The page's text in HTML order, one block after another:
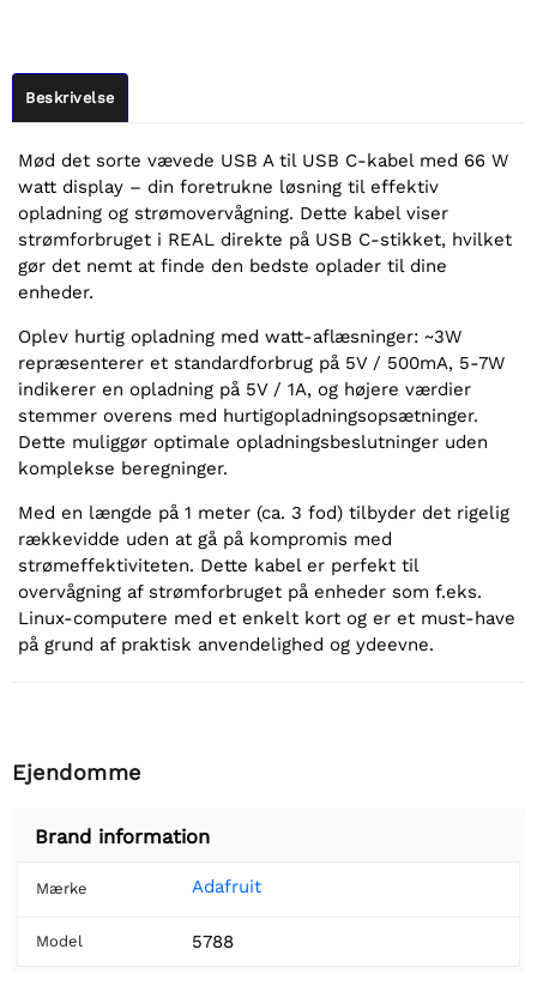
Beskrivelse
Mød det sorte vævede USB A til USB C-kabel med 66 W
watt display – din foretrukne løsning til effektiv
opladning og strømovervågning. Dette kabel viser
strømforbruget i REAL direkte på USB C-stikket, hvilket
gør det nemt at finde den bedste oplader til dine
enheder.
Oplev hurtig opladning med watt-aflæsninger: ~3W
repræsenterer et standardforbrug på 5V / 500mA, 5-7W
indikerer en opladning på 5V / 1A, og højere værdier
stemmer overens med hurtigopladningsopsætninger.
Dette muliggør optimale opladningsbeslutninger uden
komplekse beregninger.
Med en længde på 1 meter (ca. 3 fod) tilbyder det rigelig
rækkevidde uden at gå på kompromis med
strømeffektiviteten. Dette kabel er perfekt til
overvågning af strømforbruget på enheder som f.eks.
Linux-computere med et enkelt kort og er et must-have
på grund af praktisk anvendelighed og ydeevne.
Ejendomme
Brand information
Mærke Adafruit
Model 5788